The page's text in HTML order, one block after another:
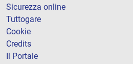
Sicurezza online
Tuttogare
Cookie
Credits
Il Portale